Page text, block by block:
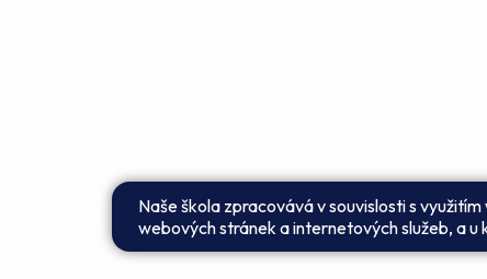
Naše škola zpracovává v souvislosti s
webových stránek a internetových služeb, a u